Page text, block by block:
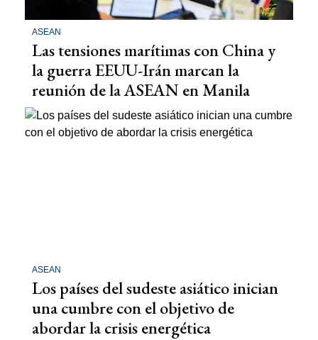
ASEAN
Las tensiones marítimas con China y
la guerra EEUU-Irán marcan la
reunión de la ASEAN en Manila
ASEAN
Los países del sudeste asiático inician
una cumbre con el objetivo de
abordar la crisis energética